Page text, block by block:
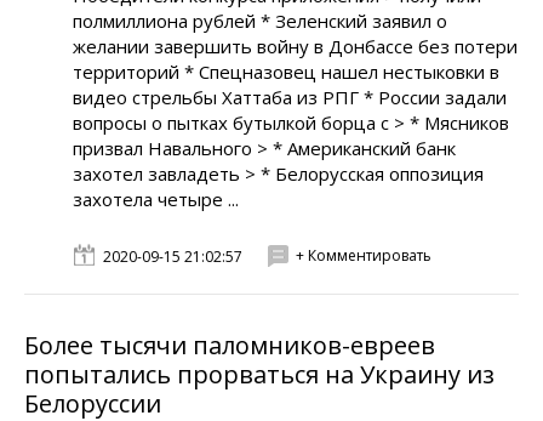
полмиллиона рублей * Зеленский заявил о
желании завершить войну в Донбассе без потери
территорий * Спецназовец нашел нестыковки в
видео стрельбы Хаттаба из РПГ * России задали
вопросы о пытках бутылкой борца с > * Мясников
призвал Навального > * Американский банк
захотел завладеть > * Белорусская оппозиция
захотела четыре ...
2020-09-15 21:02:57 + Комментировать
Более тысячи паломников-евреев
попытались прорваться на Украину из
Белоруссии